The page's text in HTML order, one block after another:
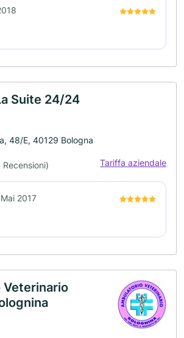
Suite 24/24
48/E, 40129 Bologna
Recensioni) Tariffa aziendale
2017
Veterinario